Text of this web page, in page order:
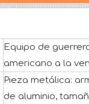
Equipo de
americano a la
Pieza metálica:
de aluminio,